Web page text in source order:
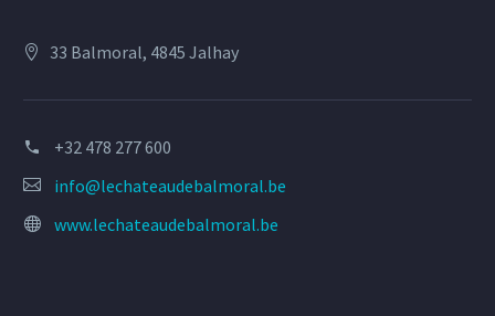
33 Balmoral, 4845 Jalhay
+32 478 277 600
info@lechateaudebalmoral.be
www.lechateaudebalmoral.be